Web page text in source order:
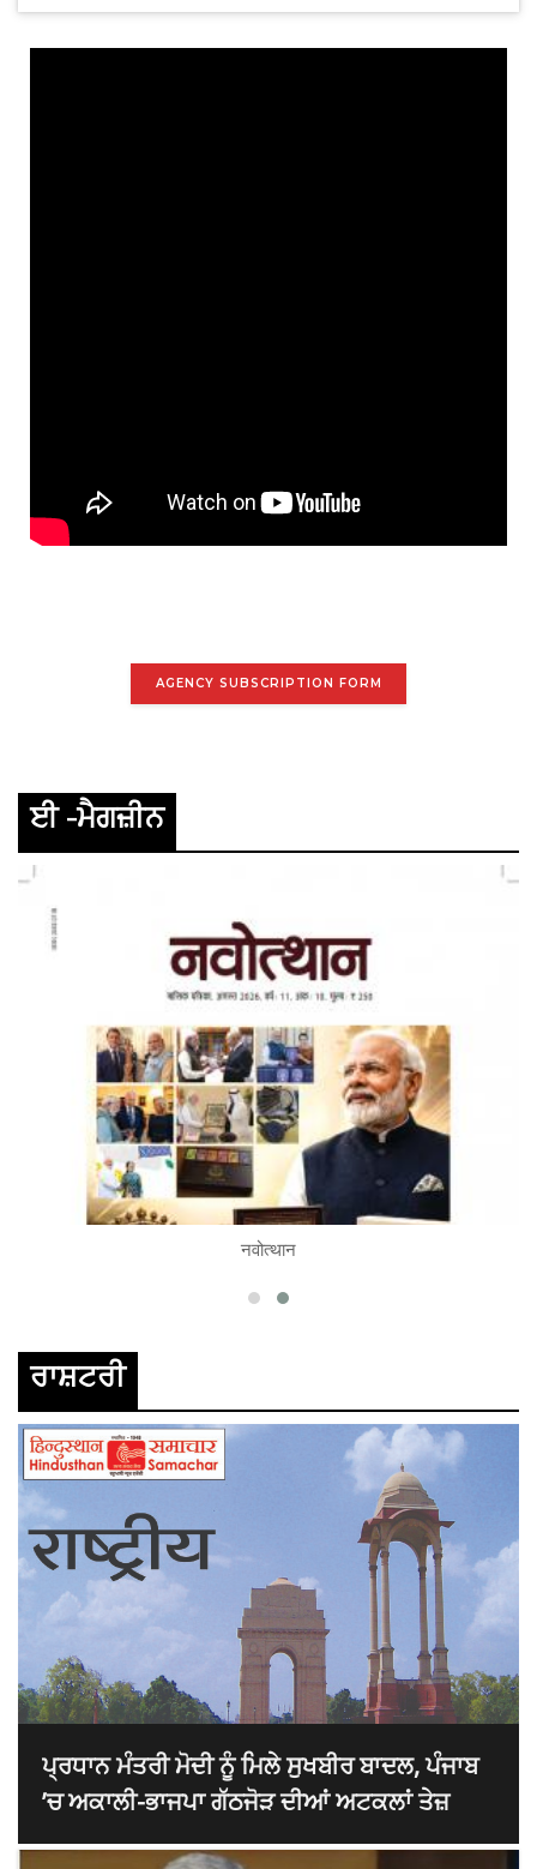
AGENCY SUBSCRIPTION FORM
ਈ -ਮੈਗਜ਼ੀਨ
नवोत्थान
ਰਾਸ਼ਟਰੀ
ਪ੍ਰਧਾਨ ਮੰਤਰੀ ਮੋਦੀ ਨੂੰ ਮਿਲੇ ਸੁਖਬੀਰ ਬਾਦਲ, ਪੰਜਾਬ
’ਚ ਅਕਾਲੀ-ਭਾਜਪਾ ਗੱਠਜੋੜ ਦੀਆਂ ਅਟਕਲਾਂ ਤੇਜ਼